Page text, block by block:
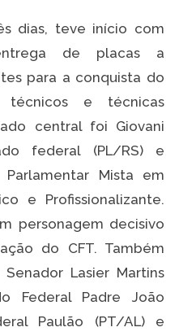
dias, teve início com
de placas a
para a conquista do
técnicos e técnicas
central foi Giovani
federal (PL/RS) e
Mista em
e Profissionalizante.
personagem decisivo
do CFT. Também
Lasier Martins
Federal Padre João
Paulão (PT/AL) e